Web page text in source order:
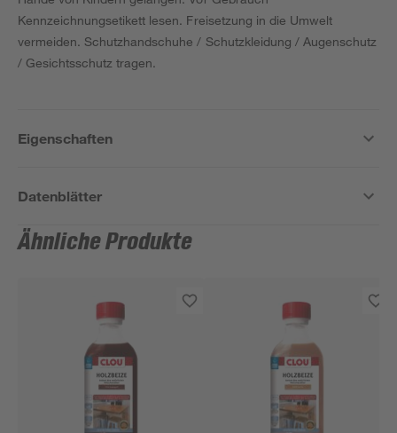
Kennzeichnungsetikett lesen. Freisetzung in die Umwelt
vermeiden. Schutzhandschuhe / Schutzkleidung / Augenschutz
/ Gesichtsschutz tragen.
Eigenschaften
Datenblätter
Ähnliche Produkte